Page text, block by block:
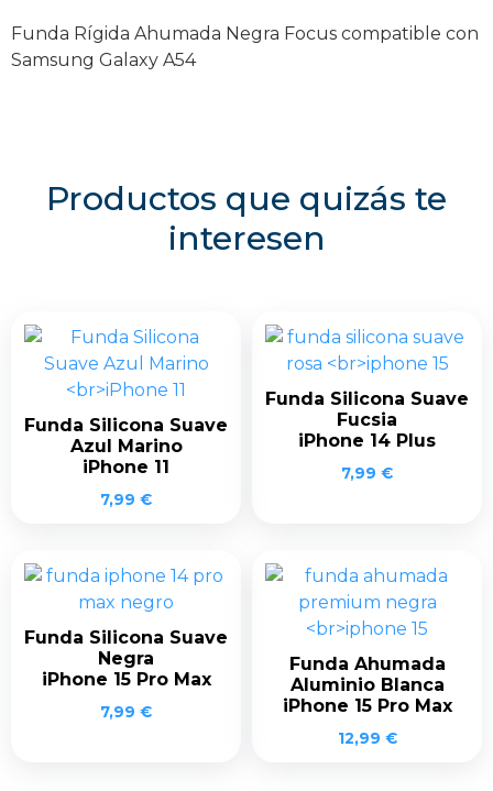
Funda Rígida Ahumada Negra Focus compatible con
Samsung Galaxy A54
Productos que quizás te
interesen
Funda Silicona Suave
Azul Marino
iPhone 11
7,99 €
Funda Silicona Suave
Fucsia
iPhone 14 Plus
7,99 €
Funda Silicona Suave
Negra
iPhone 15 Pro Max
7,99 €
Funda Ahumada
Aluminio Blanca
iPhone 15 Pro Max
12,99 €